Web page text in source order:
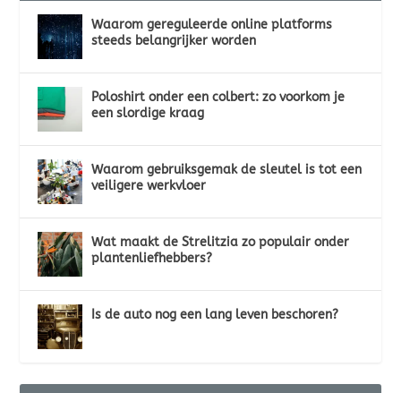
Waarom gereguleerde online platforms
steeds belangrijker worden
Poloshirt onder een colbert: zo voorkom je
een slordige kraag
Waarom gebruiksgemak de sleutel is tot een
veiligere werkvloer
Wat maakt de Strelitzia zo populair onder
plantenliefhebbers?
Is de auto nog een lang leven beschoren?